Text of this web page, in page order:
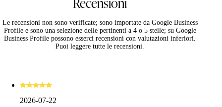
Le recensioni non sono verificate; sono importate da Google Business
Profile e sono una selezione delle pertinenti a 4 o 5 stelle; su Google
Business Profile possono esserci recensioni con valutazioni inferiori.
Puoi leggere tutte le recensioni.
2026-07-22